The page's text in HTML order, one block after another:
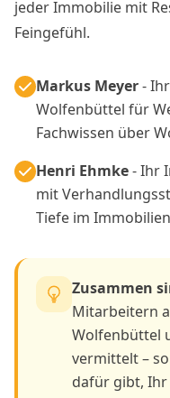
jeder Immobilie mit
Feingefühl.
Markus Meyer-
Wolfenbüttel für
Fachwissen über
Henri Ehmke- Ihr
mit
Tiefe im
Zusammen
Mitarbeitern
Wolfenbüttel
vermittelt –
dafür gibt,